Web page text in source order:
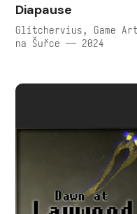
Diapause
Glitchervius, Game Art
na Šuřce — 2024